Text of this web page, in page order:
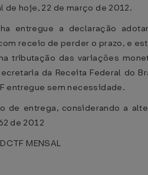
de hoje, 22 de março de 2012.
entregue a declaração
receio de perder o prazo, e
tributação das variações
da Receita Federal do
entregue sem necessidade.
de entrega, considerando a
de 2012
MENSAL